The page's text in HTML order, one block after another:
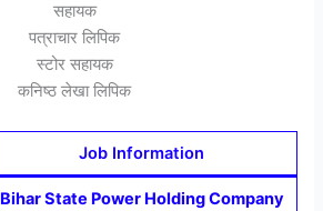
सहायक
पत्राचार लिपिक
स्टोर सहायक
कनिष्ठ लेखा लिपिक
Job Information
Bihar State Power Holding Company